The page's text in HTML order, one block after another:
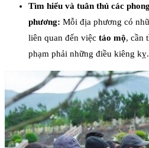
Tìm hiểu và tuân thủ các
phương: Mỗi địa phương có
liên quan đến việc tảo mộ, cần
phạm phải những điều kiêng kỵ.